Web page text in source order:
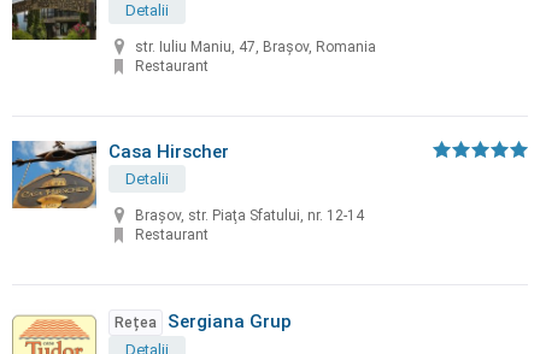
Detalii
str. Iuliu Maniu, 47, Brașov, Romania
Restaurant
Casa Hirscher
Detalii
Braşov, str. Piaţa Sfatului, nr. 12-14
Restaurant
Rețea Sergiana Grup
Detalii